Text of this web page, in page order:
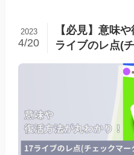
【必見】意味
ライブのレ点(
2023
4/20